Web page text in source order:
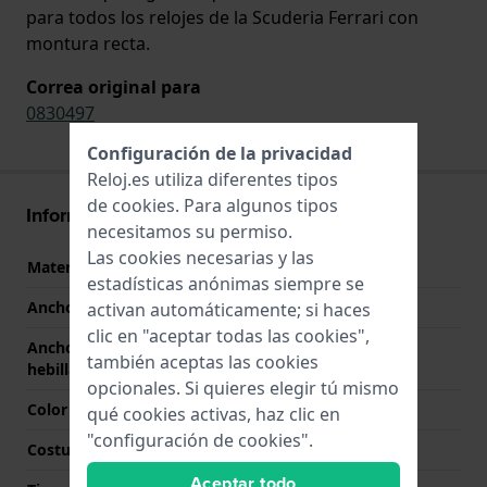
para todos los relojes de la Scuderia Ferrari con
montura recta.
Correa original para
0830497
Información Correa
Material correa
Cuero
Ancho de correa
22 mm
Ancho de correa en la
hebilla
20 mm
Color de correa
Negro
Costura de color
Rojo
Configuración de la privacidad
Reloj.es utiliza diferentes tipos
de cookies. Para algunos tipos
necesitamos su permiso.
Las cookies necesarias y las
estadísticas anónimas siempre se
activan automáticamente; si haces
clic en "aceptar todas las cookies",
también aceptas las cookies
opcionales. Si quieres elegir tú mismo
qué cookies activas, haz clic en
"configuración de cookies".